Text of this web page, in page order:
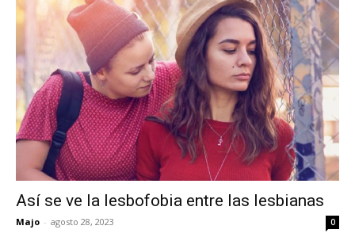
Así se ve la lesbofobia entre las lesbianas
Majo - agosto 28, 2023 0